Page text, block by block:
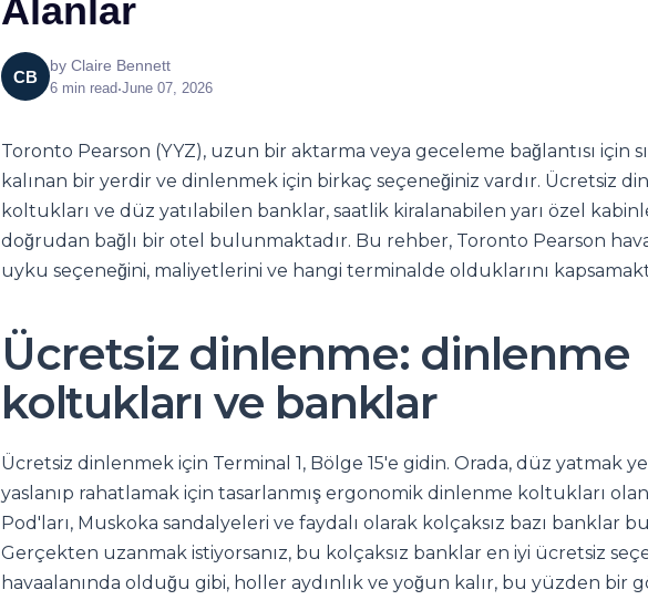
Alanlar
CB
by Claire Bennett
6 min read•June 07, 2026
Toronto Pearson (YYZ), uzun bir aktarma veya geceleme bağlantısı için
kalınan bir yerdir ve dinlenmek için birkaç seçeneğiniz vardır. Ücretsiz
koltukları ve düz yatılabilen banklar, saatlik kiralanabilen yarı özel
doğrudan bağlı bir otel bulunmaktadır. Bu rehber, Toronto Pearson
uyku seçeneğini, maliyetlerini ve hangi terminalde olduklarını
Ücretsiz dinlenme: dinlenme
koltukları ve banklar
Ücretsiz dinlenmek için Terminal 1, Bölge 15'e gidin. Orada, düz yatmak
yaslanıp rahatlamak için tasarlanmış ergonomik dinlenme koltukları
Pod'ları, Muskoka sandalyeleri ve faydalı olarak kolçaksız bazı banklar
Gerçekten uzanmak istiyorsanız, bu kolçaksız banklar en iyi ücretsiz
havaalanında olduğu gibi, holler aydınlık ve yoğun kalır, bu yüzden bir